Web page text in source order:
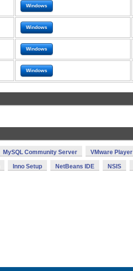
Windows
Windows
Windows
Windows
MySQL Community Server VMware Player
Inno Setup NetBeans IDE NSIS